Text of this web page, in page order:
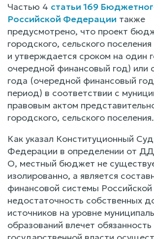
Частью 4 статьи 169
Российской Федерации также
предусмотрено, что проект
городского, сельского
и утверждается сроком на один
очередной финансовый год) или
года (очередной финансовый
период) в соответствии с
правовым актом
городского, сельского поселения.
Как указал Конституционный
Федерации в определении от
O, местный бюджет не
изолированно, a является
финансовой системы
недостаточность собственных
источников на уровне
образований влечет обязанность